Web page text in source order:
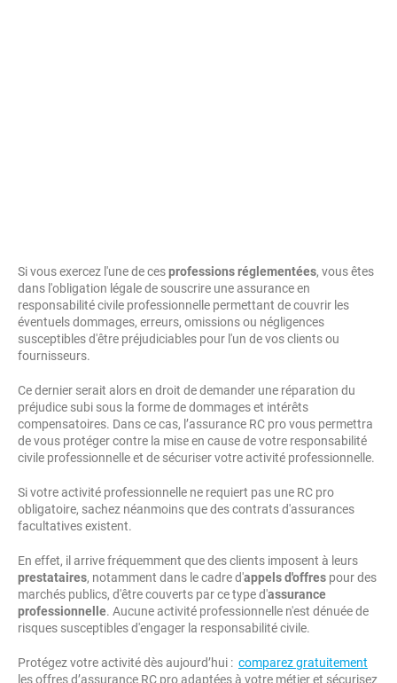
Si vous exercez l'une de cesprofessions réglementées, vous êtes
dans l'obligation légale de souscrire une assurance en
responsabilité civile professionnelle permettant de couvrir les
éventuels dommages, erreurs, omissions ou négligences
susceptibles d'être préjudiciables pour l'un de vos clients ou
fournisseurs.
Ce dernier serait alors en droit de demander une réparation du
préjudice subi sous la forme de dommages et intérêts
compensatoires. Dans ce cas, l’assurance RC pro vous permettra
de vous protéger contre la mise en cause de votre responsabilité
civile professionnelle et de sécuriser votre activité professionnelle.
Si votre activité professionnelle ne requiert pas une RC pro
obligatoire, sachez néanmoins que des contrats d'assurances
facultatives existent.
En effet, il arrive fréquemment que des clients imposent à leurs
prestataires, notamment dans le cadre d'appels d'offres pour des
marchés publics, d'être couverts par ce type d'assurance
professionnelle. Aucune activité professionnelle n'est dénuée de
risques susceptibles d'engager la responsabilité civile.
Protégez votre activité dès aujourd’hui : comparez gratuitement
les offres d’assurance RC pro adaptées à votre métier et sécurisez